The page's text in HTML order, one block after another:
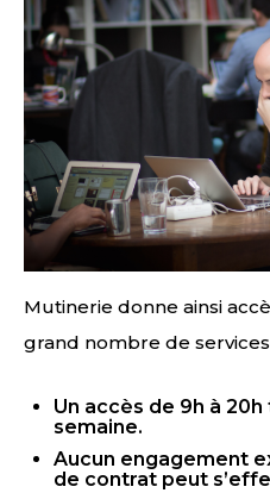
Mutinerie donne ainsi
grand nombre de
Un accès de 9h à
semaine.
Aucun engagement
de contrat peut